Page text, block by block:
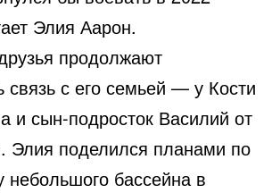
Элия Аарон.
продолжают
связь с его семьей — у Кости
и сын-подросток Василий от
поделился планами по
небольшого бассейна в